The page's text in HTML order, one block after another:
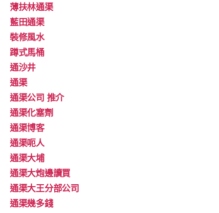
薄扶林通渠
藍田通渠
裝修風水
蹲式馬桶
通沙井
通渠
通渠公司 推介
通渠化塞劑
通渠博客
通渠呃人
通渠大埔
通渠大炮邊讀買
通渠大王分部公司
通渠幾多錢